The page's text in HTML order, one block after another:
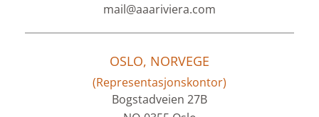
mail@aaariviera.com
OSLO, NORVEGE
(Representasjonskontor)
Bogstadveien 27B